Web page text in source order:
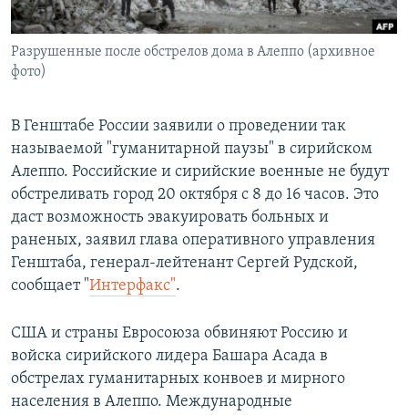
СОЦИАЛЬНЫЕ СЕТИ
Все сайты РСЕ/РС
Разрушенные после обстрелов дома в Алеппо (архивное
фото)
В Генштабе России заявили о проведении так
называемой "гуманитарной паузы" в сирийском
Алеппо. Российские и сирийские военные не будут
обстреливать город 20 октября с 8 до 16 часов. Это
даст возможность эвакуировать больных и
раненых, заявил глава оперативного управления
Генштаба, генерал-лейтенант Сергей Рудской,
сообщает "Интерфакс".
США и страны Евросоюза обвиняют Россию и
войска сирийского лидера Башара Асада в
обстрелах гуманитарных конвоев и мирного
населения в Алеппо. Международные